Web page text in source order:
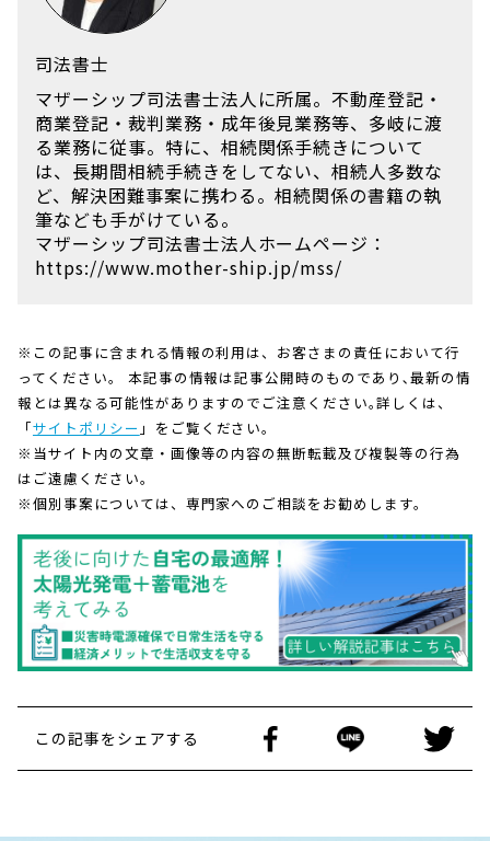
司法書士
マザーシップ司法書士法人に所属。不動産登記・
商業登記・裁判業務・成年後見業務等、多岐に渡
る業務に従事。特に、相続関係手続きについて
は、長期間相続手続きをしてない、相続人多数な
ど、解決困難事案に携わる。相続関係の書籍の執
筆なども手がけている。
マザーシップ司法書士法人ホームページ：
https://www.mother-ship.jp/mss/
※この記事に含まれる情報の利用は、お客さまの責任において行
ってください。 本記事の情報は記事公開時のものであり､最新の情
報とは異なる可能性がありますのでご注意ください｡詳しくは、
「サイトポリシー 」をご覧ください。
※当サイト内の文章・画像等の内容の無断転載及び複製等の行為
はご遠慮ください。
※個別事案については、専門家へのご相談をお勧めします。
この記事をシェアする